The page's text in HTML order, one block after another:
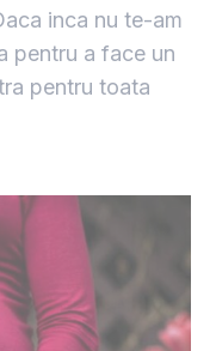
inca nu te-am
pentru a face un
pentru toata